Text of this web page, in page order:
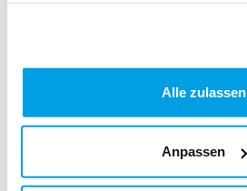
Alle zulassen
Anpassen